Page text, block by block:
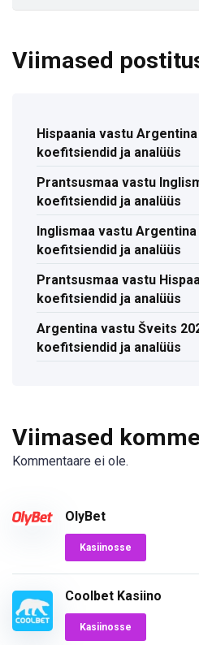
Viimased
Hispaania vastu
koefitsiendid ja analüüs
Prantsusmaa vastu
koefitsiendid ja analüüs
Inglismaa vastu
koefitsiendid ja analüüs
Prantsusmaa vastu
koefitsiendid ja analüüs
Argentina vastu Šveits
koefitsiendid ja analüüs
Viimased
Kommentaare ei ole.
OlyBet
Kasiinosse
Coolbet Kasiino
Kasiinosse